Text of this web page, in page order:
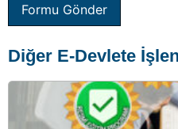
Stratejik